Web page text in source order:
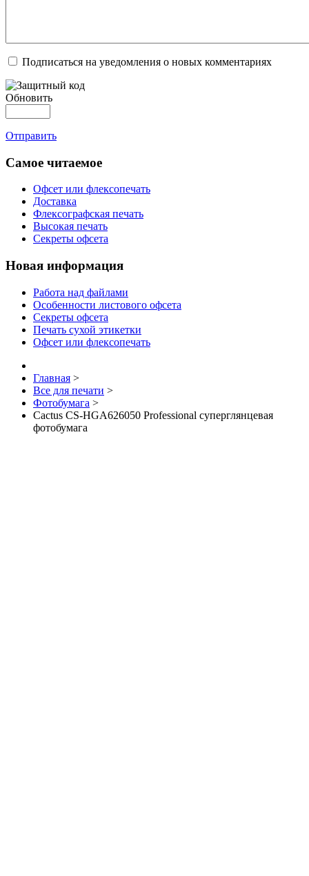
Подписаться на уведомления о новых комментариях
Обновить
Отправить
Самое читаемое
Офсет или флексопечать
Доставка
Флексографская печать
Высокая печать
Секреты офсета
Новая информация
Работа над файлами
Особенности листового офсета
Секреты офсета
Печать сухой этикетки
Офсет или флексопечать
Главная >
Все для печати >
Фотобумага >
Cactus CS-HGA626050 Professional суперглянцевая
фотобумага